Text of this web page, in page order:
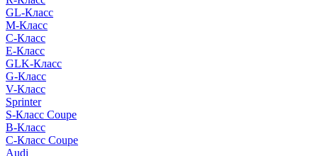
GL-Класс
M-Класс
C-Класс
E-Класс
GLK-Класс
G-Класс
V-Класс
Sprinter
S-Класс Сoupe
B-Класс
C-Класс Coupe
Audi